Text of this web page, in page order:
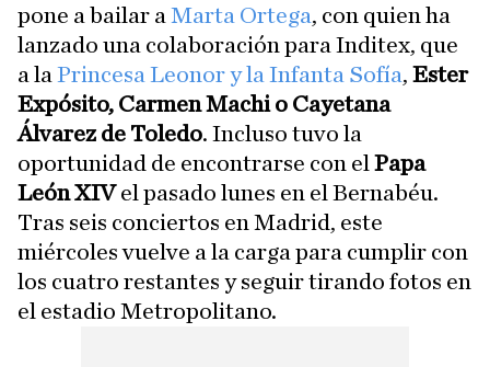
pone a bailar a Marta Ortega, con quien ha
lanzado una colaboración para Inditex, que
a la Princesa Leonor y la Infanta Sofía, Ester
Expósito, Carmen Machi o Cayetana
Álvarez de Toledo. Incluso tuvo la
oportunidad de encontrarse con el Papa
León XIVel pasado lunes en el Bernabéu.
Tras seis conciertos en Madrid, este
miércoles vuelve a la carga para cumplir con
los cuatro restantes y seguir tirando fotos en
el estadio Metropolitano.